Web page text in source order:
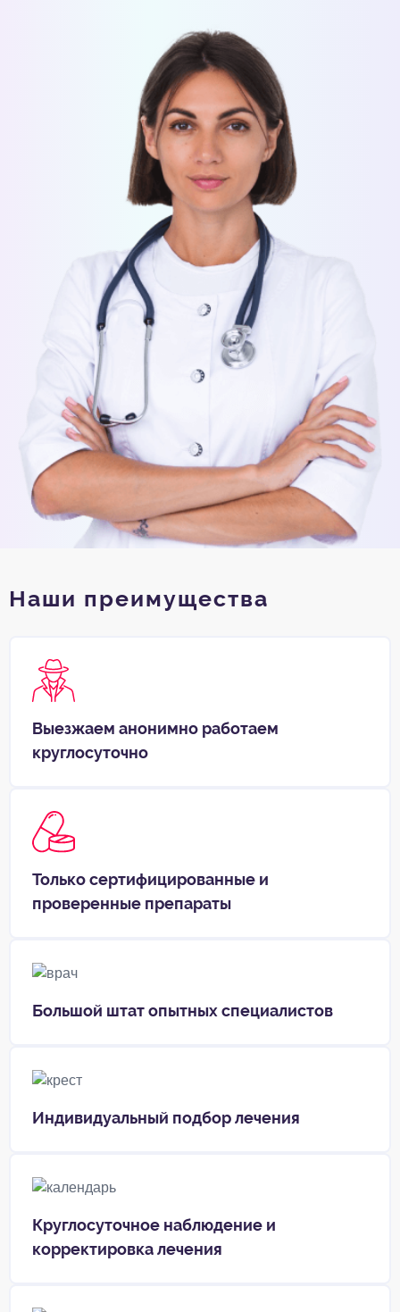
Наши преимущества
Выезжаем анонимно работаем
круглосуточно
Только сертифицированные и
проверенные препараты
Большой штат опытных специалистов
Индивидуальный подбор лечения
Круглосуточное наблюдение и
корректировка лечения